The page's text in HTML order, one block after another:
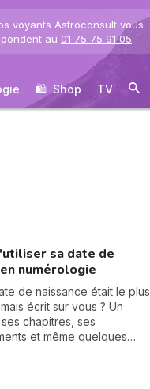
voyants Astroconsult vous
au 01 75 75 91 05
🛍 ️ Shop TV
sa date de
numérologie
de naissance était le plus
écrit sur vous ? Un
chapitres, ses
et même quelques
dans la manche. La
vous aide à en tourner les